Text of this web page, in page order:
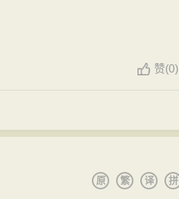
仕进的心态。而后期的一些作品就
政治的不满、歇斯底里的狂吼、针
讽之意的句子，一
派的有识之士也
家努力下，这场诗案就因王安石
使，本州安置，受当地官员监视。苏
赞(0)
拼
译
繁
原